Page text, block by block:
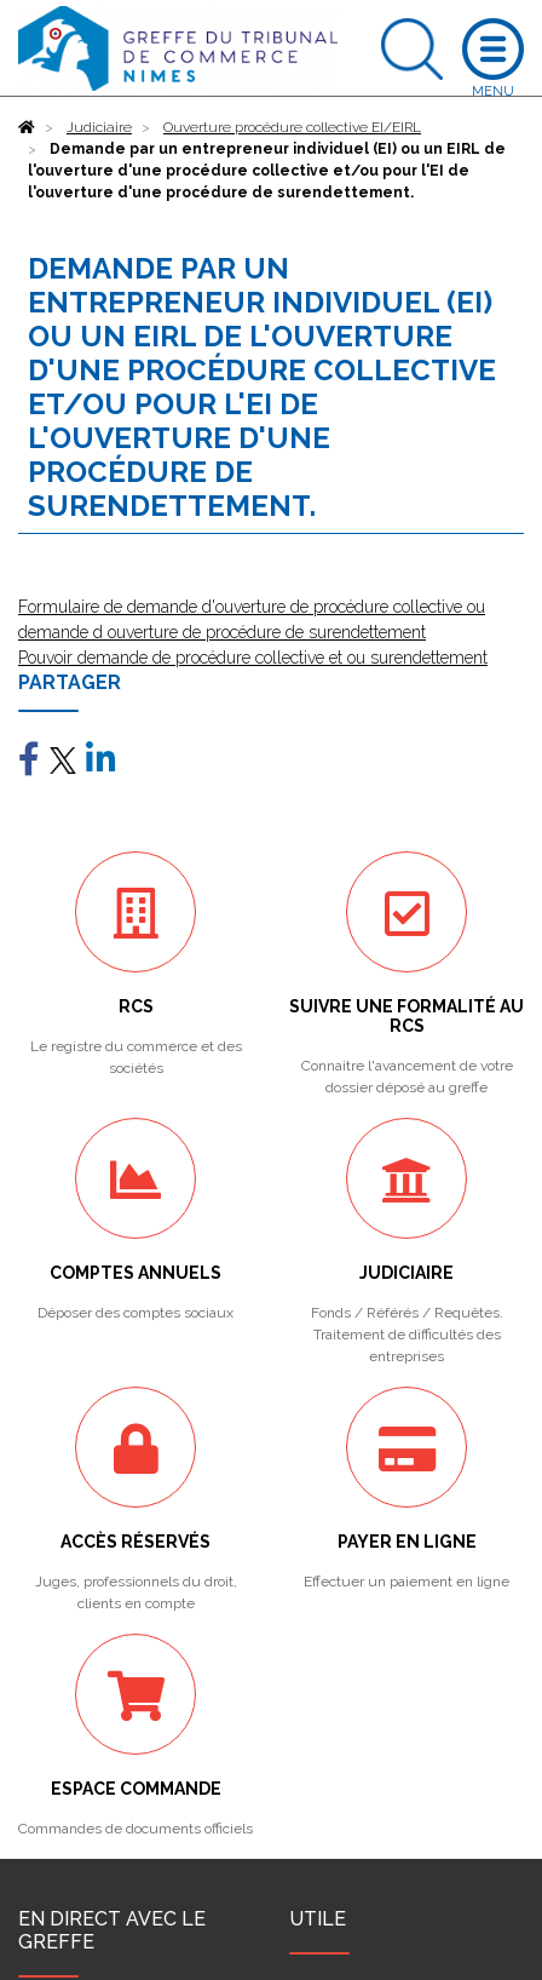
AccueilJudiciaire
Ouverture procédure collective EI/EIRL
Demande par un entrepreneur individuel (EI) ou un EIRL de
l'ouverture d'une procédure collective et/ou pour l'EI de
l'ouverture d'une procédure de surendettement.
DEMANDE PAR UN
ENTREPRENEUR INDIVIDUEL (EI)
OU UN EIRL DE L'OUVERTURE
D'UNE PROCÉDURE COLLECTIVE
ET/OU POUR L'EI DE
L'OUVERTURE D'UNE
PROCÉDURE DE
SURENDETTEMENT.
Formulaire de demande d'ouverture de procédure collective ou
demande d ouverture de procédure de surendettement
Pouvoir demande de procédure collective et ou surendettement
PARTAGER
RCS
Le registre du commerce et des
sociétés
SUIVRE UNE FORMALITÉ AU
RCS
Connaitre l'avancement de votre
dossier déposé au greffe
COMPTES ANNUELS
Déposer des comptes sociaux
JUDICIAIRE
Fonds / Référés / Requêtes.
Traitement de difficultés des
entreprises
ACCÈS RÉSERVÉS
Juges, professionnels du droit,
clients en compte
PAYER EN LIGNE
Effectuer un paiement en ligne
ESPACE COMMANDE
Commandes de documents officiels
EN DIRECT AVEC LE
GREFFE
UTILE